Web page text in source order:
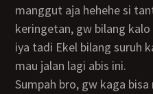
manggut aja hehehe si
keringetan, gw bilang
iya tadi Ekel bilang suruh
mau jalan lagi abis ini.
Sumpah bro, gw kaga bisa ngomong didepan tante